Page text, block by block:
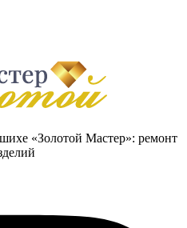
«Золотой Мастер»: ремонт